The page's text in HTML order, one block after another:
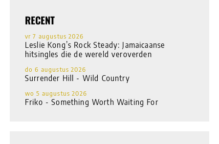
RECENT
vr 7 augustus 2026
Leslie Kong’s Rock Steady: Jamaicaanse
hitsingles die de wereld veroverden
do 6 augustus 2026
Surrender Hill - Wild Country
wo 5 augustus 2026
Friko - Something Worth Waiting For